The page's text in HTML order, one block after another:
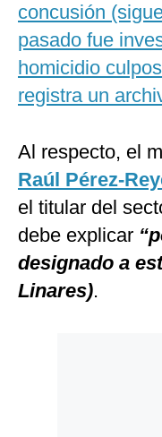
concusión
pasado fue
homicidio
registra un
Al respecto, el
Raúl Pérez-
el titular del
debe explicar
designado a
Linares).